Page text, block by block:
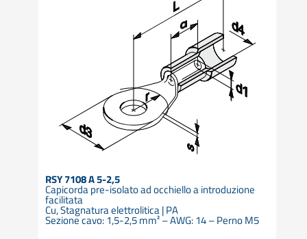
RSY 7108 A 5-2,5
Capicorda pre-isolato ad occhiello a introduzione
facilitata
Cu, Stagnatura elettrolitica | PA
Sezione cavo: 1,5-2,5 mm² – AWG: 14 – Perno M5